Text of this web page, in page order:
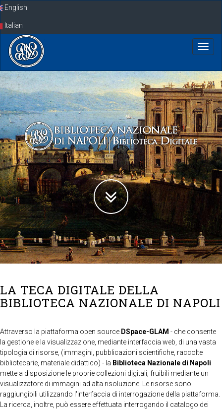
SkipEnglish
Italian
LA TECA DIGITALE DELLA
BIBLIOTECA NAZIONALE DI NAPOLI
Attraverso la piattaforma open source DSpace-GLAM - che consente
la gestione e la visualizzazione, mediante interfaccia web, di una vasta
tipologia di risorse, (immagini, pubblicazioni scientifiche, raccolte
bibliotecarie, materiale didattico) - la Biblioteca Nazionale di Napoli
mette a disposizione le proprie collezioni digitali, fruibili mediante un
visualizzatore di immagini ad alta risoluzione. Le risorse sono
raggiungibili utilizzando l'interfaccia di interrogazione della piattaforma.
La ricerca, inoltre, può essere effettuata interrogando il catalogo dei